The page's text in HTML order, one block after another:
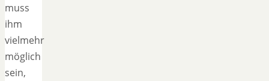
muss
ihm
vielmehr
möglich
sein,